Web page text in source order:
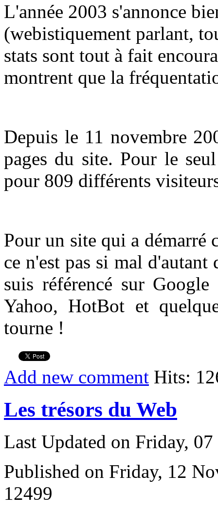
L'année 2003 s'annonce
(webistiquement parlant,
stats sont tout à fait
montrent que la
Depuis le 11 novembre
pages du site. Pour le
pour 809 différents
Pour un site qui a démarré
ce n'est pas si mal
suis référencé sur
Yahoo, HotBot et
tourne !
Add new comment Hits:
Les trésors du Web
Last Updated on Friday,
Published on Friday, 12
12499